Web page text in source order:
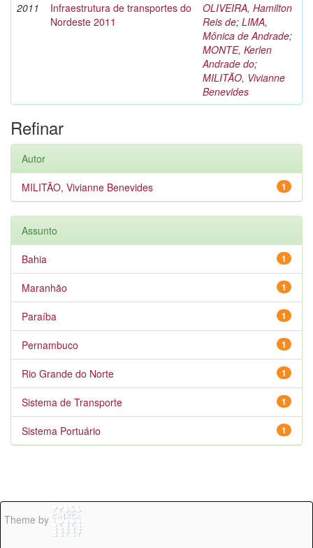
2011
Infraestrutura de transportes do
Nordeste 2011
OLIVEIRA, Hamilton
Reis de; LIMA,
Mônica de Andrade;
MONTE, Kerlen
Andrade do;
MILITÃO, Vivianne
Benevides
Refinar
Autor
1
MILITÃO, Vivianne Benevides
Assunto
1
Bahia
1
Maranhão
1
Paraíba
1
Pernambuco
1
Rio Grande do Norte
1
Sistema de Transporte
1
Sistema Portuário
Theme by